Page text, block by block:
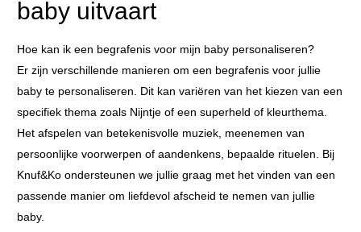
baby uitvaart
Hoe kan ik een begrafenis voor mijn baby personaliseren?
Er zijn verschillende manieren om een begrafenis voor jullie
baby te personaliseren. Dit kan variëren van het kiezen van een
specifiek thema zoals Nijntje of een superheld of kleurthema.
Het afspelen van betekenisvolle muziek, meenemen van
persoonlijke voorwerpen of aandenkens, bepaalde rituelen. Bij
Knuf&Ko ondersteunen we jullie graag met het vinden van een
passende manier om liefdevol afscheid te nemen van jullie
baby.